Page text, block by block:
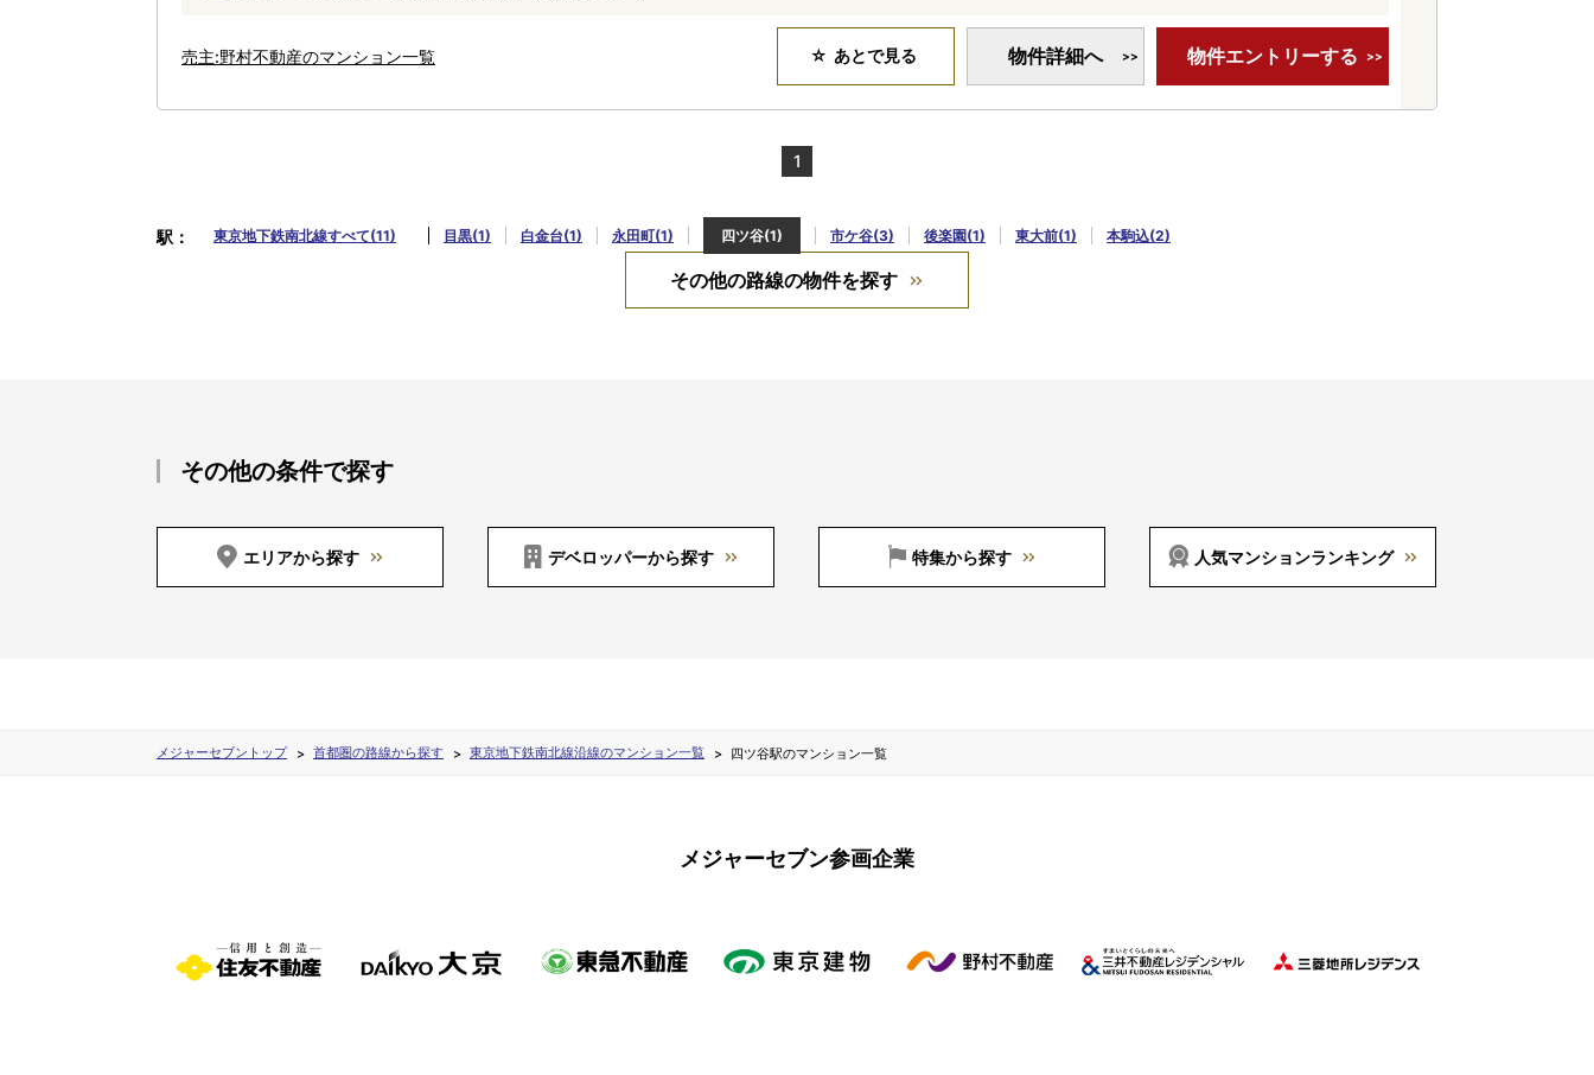
売主:野村不動産のマンション一覧 あとで見る 物件詳細へ 物件エントリーする
1
駅 東京地下鉄南北線すべて(11) 目黒(1) 白金台(1) 永田町(1) 四ツ谷(1) 市ケ谷(3) 後楽園(1) 東大前(1) 本駒込(2)
その他の路線の物件を探す
その他の条件で探す
エリアから探す デベロッパーから探す 特集から探す 人気マンションランキング
メジャーセブントップ 首都圏の路線から探す 東京地下鉄南北線沿線のマンション一覧 四ツ谷駅のマンション一覧
メジャーセブン参画企業